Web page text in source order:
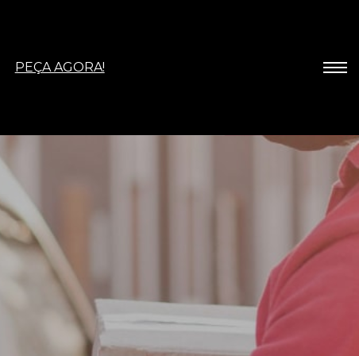
PEÇA AGORA!